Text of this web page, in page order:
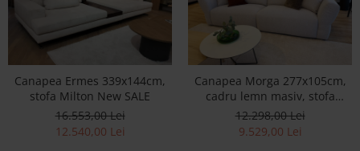
Scaune Dining
Scaune Bar
Fotolii si Demifotolii
Accesorii
Woodsoft
Canapea Ermes 339x144cm,
stofa Milton New SALE
16.553,00 Lei
12.540,00 Lei
Canapea Morga 277x105cm,
cadru lemn masiv, stofa
Austin Silve SALE
12.298,00 Lei
9.529,00 Lei